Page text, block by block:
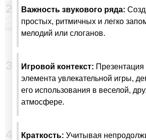
Важность звукового ряда:
простых, ритмичных и легко
мелодий или слоганов.
Игровой контекст: Презентация
элемента увлекательной игры,
его использования в веселой,
атмосфере.
Краткость: Учитывая